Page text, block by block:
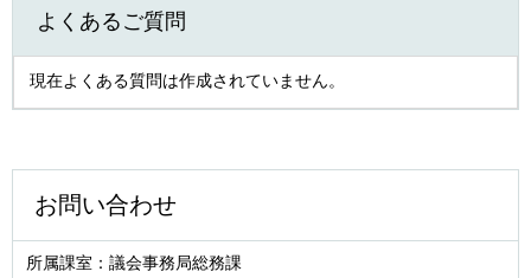
よくあるご質問
現在よくある質問は作成されていません。
お問い合わせ
所属課室：議会事務局総務課